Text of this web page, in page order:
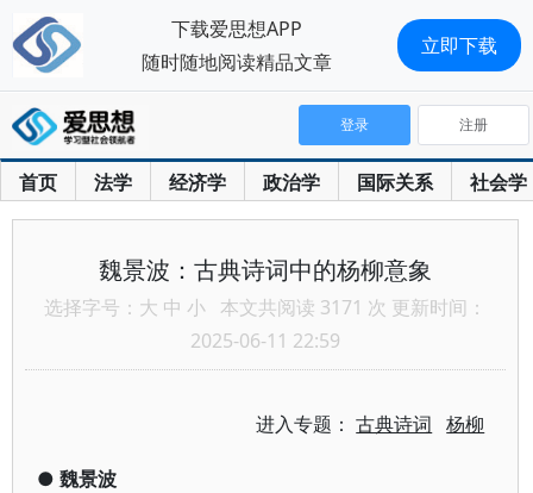
首页 法学 经济学 政治学 国际关系 社会学
登录 注册
魏景波：古典诗词中的杨柳意象
选择字号： 大 中 小 本文共阅读 3171 次 更新时间：
2025-06-11 22:59
进入专题：古典诗词 杨柳
● 魏景波
下载爱思想APP
随时随地阅读精品文章
立即下载